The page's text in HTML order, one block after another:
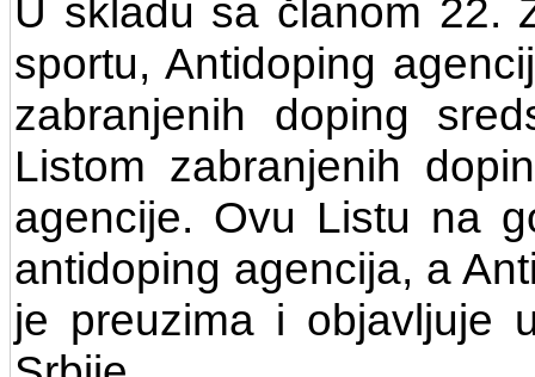
U skladu sa članom 22.
sportu, Antidoping
zabranjenih doping
Listom zabranjenih
agencije. Ovu Listu na
antidoping agencija, a
je preuzima i objavljuje